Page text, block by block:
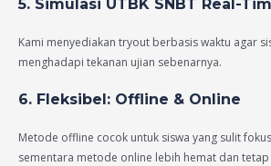
5. Simulasi UTBK SNBT Real-
Kami menyediakan tryout berbasis waktu agar
menghadapi tekanan ujian sebenarnya.
6. Fleksibel: Offline & Online
Metode offline cocok untuk siswa yang sulit
sementara metode online lebih hemat dan tetap